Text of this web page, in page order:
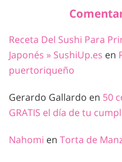
Receta Del Sushi Para
Japonés » SushiUp.es en
puertoriqueño
Gerardo Gallardo en 50
GRATIS el día de tu
Nahomi en Torta de